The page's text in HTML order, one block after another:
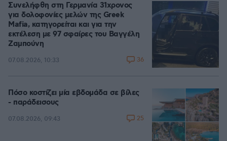
Συνελήφθη στη Γερμανία 31χρονος
για δολοφονίες μελών της Greek
Mafia, κατηγορείται και για την
εκτέλεση με 97 σφαίρες του Βαγγέλη
Ζαμπούνη
07.08.2026, 10:33 36
Πόσο κοστίζει μία εβδομάδα σε βίλες
- παράδεισους
07.08.2026, 09:43 25